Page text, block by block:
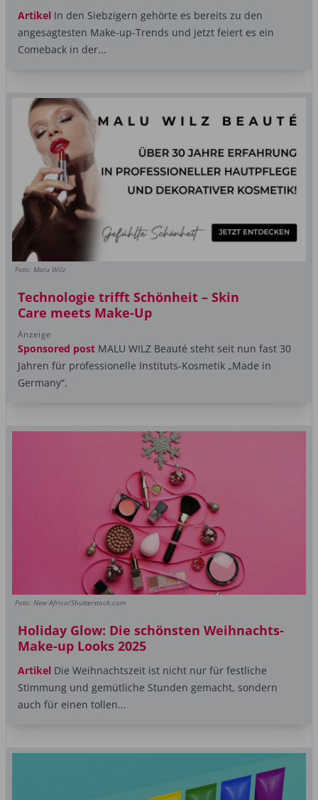
Artikel In den Siebzigern gehörte es bereits zu den
angesagtesten Make-up-Trends und jetzt feiert es ein
Comeback in der...
Foto: Malu Wilz
Technologie trifft Schönheit – Skin
Care meets Make-Up
Anzeige
Sponsored post MALU WILZ Beauté steht seit nun fast 30
Jahren für professionelle Instituts-Kosmetik „Made in
Germany“.
Foto: New Africa/Shutterstock.com
Holiday Glow: Die schönsten Weihnachts-
Make-up Looks 2025
Artikel Die Weihnachtszeit ist nicht nur für festliche
Stimmung und gemütliche Stunden gemacht, sondern
auch für einen tollen...